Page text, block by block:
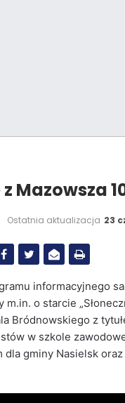
Mazowsza
Ostatnia aktualizacja 23
informacyjnego
m.in. o starcie
Bródnowskiego z
w szkole
dla gminy Nasielsk